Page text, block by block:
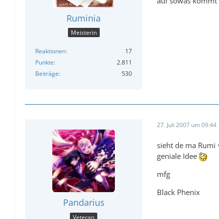
Ruminia
Meisterin
Reaktionen
17
Punkte
2.811
Beiträge
530
Pandarius
Veteran
27. Juli 2007 um 09:44
sieht de ma Rumi
geniale Idee
mfg
Black Phenix